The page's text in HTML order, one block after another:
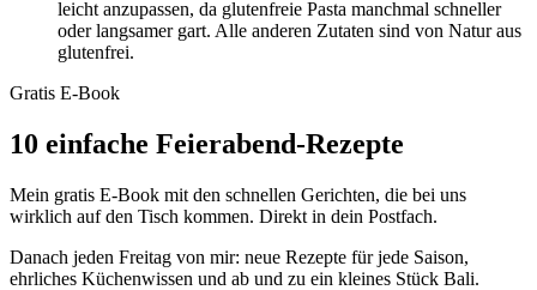
leicht anzupassen, da glutenfreie Pasta manchmal schneller
oder langsamer gart. Alle anderen Zutaten sind von Natur aus
glutenfrei.
Gratis E-Book
10 einfache Feierabend-Rezepte
Mein gratis E-Book mit den schnellen Gerichten, die bei uns
wirklich auf den Tisch kommen. Direkt in dein Postfach.
Danach jeden Freitag von mir: neue Rezepte für jede Saison,
ehrliches Küchenwissen und ab und zu ein kleines Stück Bali.